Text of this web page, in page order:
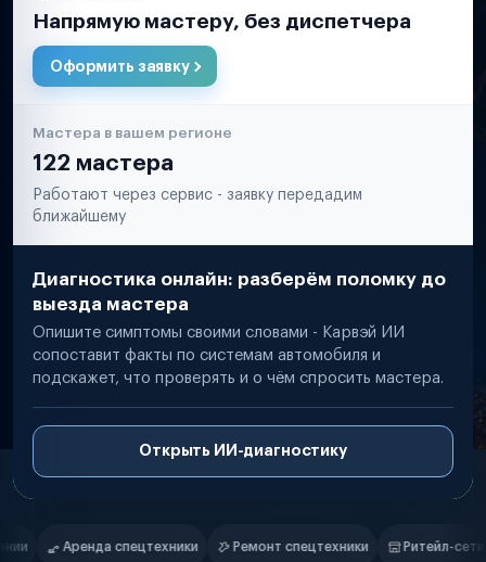
Напрямую мастеру, без диспетчера
Оформить заявку
Мастера в вашем регионе
122 мастера
Работают через сервис - заявку передадим
ближайшему
Диагностика онлайн: разберём поломку до
выезда мастера
Опишите симптомы своими словами - Карвэй ИИ
сопоставит факты по системам автомобиля и
подскажет, что проверять и о чём спросить мастера.
Открыть ИИ-диагностику
Нам доверяют
Ремонт спецтехники Ритейл-сети Управляющие компании
Маркетплейсы